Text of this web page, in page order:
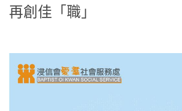
再創佳「職」